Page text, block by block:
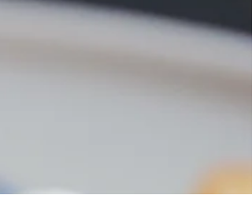
continuer à lire....